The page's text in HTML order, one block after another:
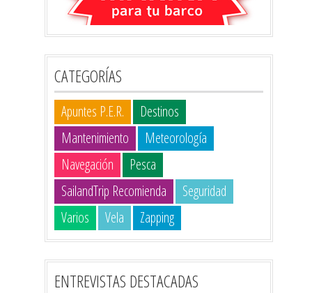
CATEGORÍAS
Apuntes P.E.R.
Destinos
Mantenimiento
Meteorología
Navegación
Pesca
SailandTrip Recomienda
Seguridad
Varios
Vela Zapping
ENTREVISTAS DESTACADAS